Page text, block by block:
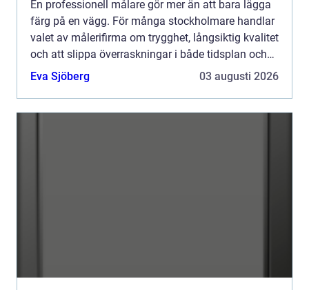
En professionell målare gör mer än att bara lägga
färg på en vägg. För många stockholmare handlar
valet av målerifirma om trygghet, långsiktig kvalitet
och att slippa överraskningar i både tidsplan och
budget. En genomtänkt målning kan förlänga
Eva Sjöberg 03 augusti 2026